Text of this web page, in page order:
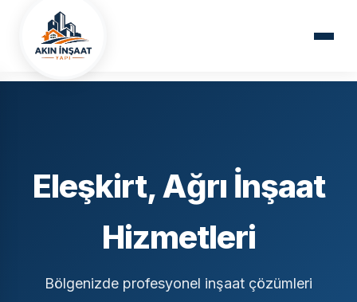
Ana Sayfa
Eleşkirt, Ağrı İnşaat
Hizmetleri
Bölgenizde profesyonel inşaat çözümleri